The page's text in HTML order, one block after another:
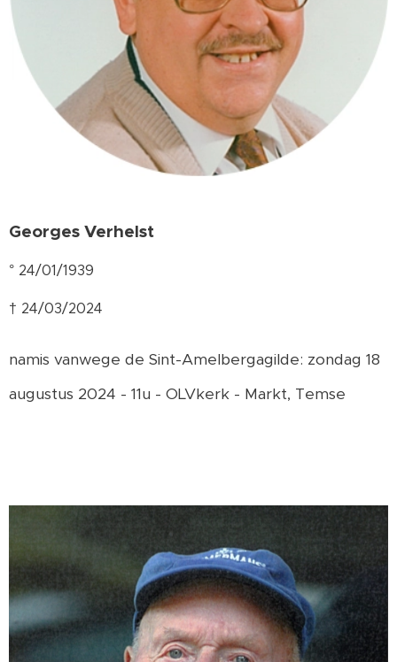
Georges Verhelst
° 24/01/1939
† 24/03/2024
namis vanwege de Sint-Amelbergagilde: zondag 18
augustus 2024 - 11u - OLVkerk - Markt, Temse